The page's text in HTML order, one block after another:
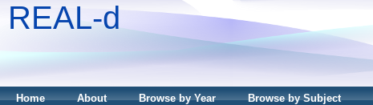
REAL-d
Home About Browse by Year Browse by Subject